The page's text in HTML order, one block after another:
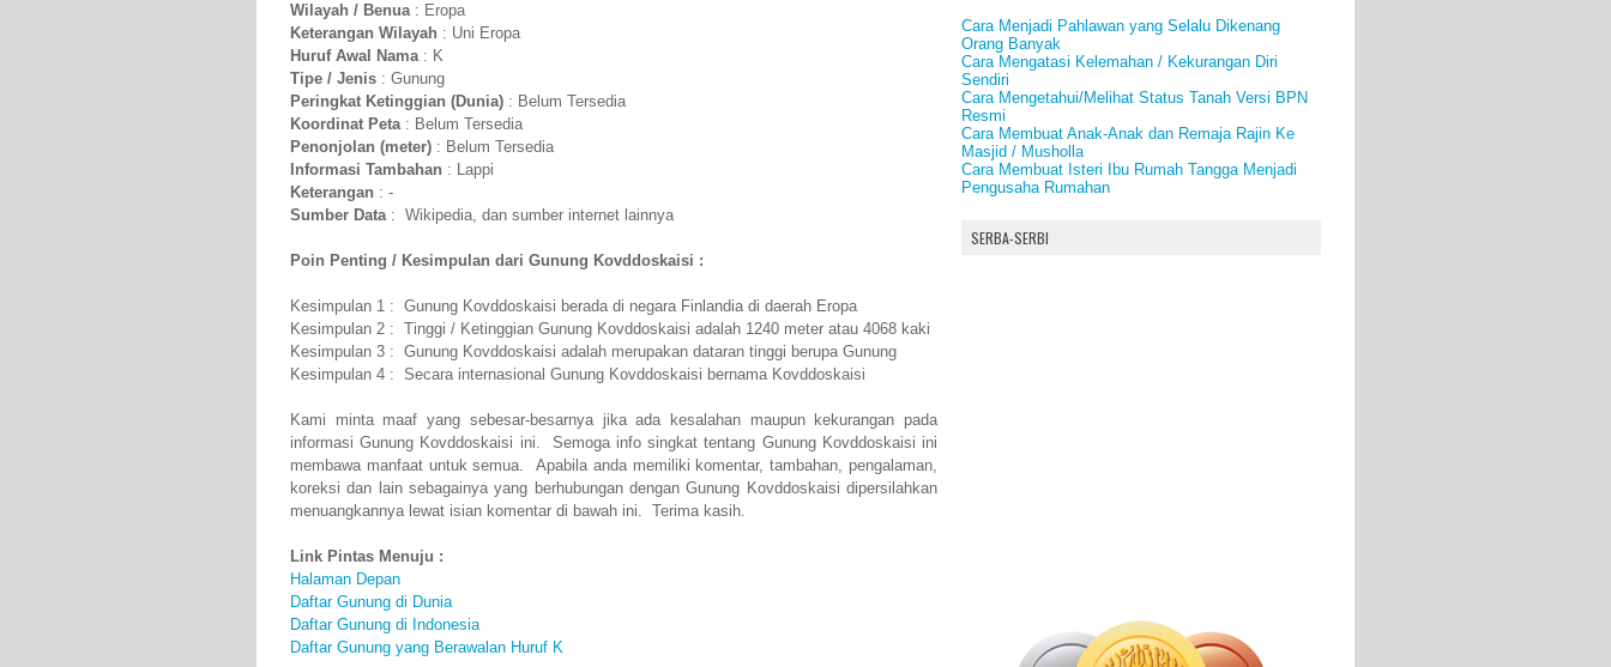
Wilayah / Benua: Eropa
Keterangan Wilayah : Uni Eropa
Huruf Awal Nama: K
Tipe / Jenis : Gunung
Peringkat Ketinggian (Dunia) : Belum Tersedia
Koordinat Peta: Belum Tersedia
Penonjolan (meter) : Belum Tersedia
Informasi Tambahan : Lappi
Keterangan : -
Sumber Data: Wikipedia, dan sumber internet lainnya
Poin Penting / Kesimpulan dari Gunung Kovddoskaisi :
Kesimpulan 1 : Gunung Kovddoskaisi berada di negara Finlandia di daerah Eropa
Kesimpulan 2 : Tinggi / Ketinggian Gunung Kovddoskaisi adalah 1240 meter atau 4068 kaki
Kesimpulan 3 : Gunung Kovddoskaisi adalah merupakan dataran tinggi berupa Gunung
Kesimpulan 4 : Secara internasional Gunung Kovddoskaisi bernama Kovddoskaisi
Kami minta maaf yang sebesar-besarnya jika ada kesalahan maupun kekurangan pada
informasi Gunung Kovddoskaisi ini. Semoga info singkat tentang Gunung Kovddoskaisi ini
membawa manfaat untuk semua. Apabila anda memiliki komentar, tambahan, pengalaman,
koreksi dan lain sebagainya yang berhubungan dengan Gunung Kovddoskaisi dipersilahkan
menuangkannya lewat isian komentar di bawah ini. Terima kasih.
Link Pintas Menuju :
Halaman Depan
Daftar Gunung di Dunia
Daftar Gunung di Indonesia
Daftar Gunung yang Berawalan Huruf K
Cara Menjadi Pahlawan yang Selalu Dikenang
Orang Banyak
Cara Mengatasi Kelemahan / Kekurangan Diri
Sendiri
Cara Mengetahui/Melihat Status Tanah Versi BPN
Resmi
Cara Membuat Anak-Anak dan Remaja Rajin Ke
Masjid / Musholla
Cara Membuat Isteri Ibu Rumah Tangga Menjadi
Pengusaha Rumahan
SERBA-SERBI